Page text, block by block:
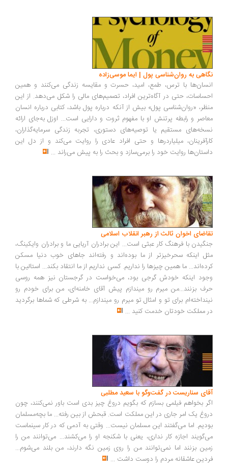
به روان‌شناسی پول | ایما موسی‌زاده
با ترس، طمع، امید، حسرت و مقایسه زندگی می‌کنند و همین
حتی در آگاه‌ترین افراد، تصمیم‌های مالی را شکل می‌دهد. از این
«روان‌شناسی پول» بیش از آنکه درباره پول باشد، کتابی درباره انسان
و رابطه پرتنش او با مفهوم ثروت و دارایی است... اوزل به‌جای ارائه
مستقیم یا توصیه‌های دستوری، تجربه زندگی سرمایه‌گذاران،
میلیاردرها و حتی افراد عادی را روایت می‌کند و از دل این
روایت خود را برمی‌سازد و بحث را به پیش می‌راند ...
اخوان ثالث از رهبر انقلاب اسلامی
با فرهنگ کار عبثی است... این برادران آریایی ما و برادران وایکینگ،
اینکه سحرخیزتر از ما بوده‌اند و رفته‌اند جاهای خوب دنیا مسکن
ما همین چیزها را نداریم. کسی نداریم از ما انتقاد بکند... استالین با
اینکه خودش گرجی بود، می‌خواست در گرجستان نیز همه روسی
بزنند...من میرم رو میندازم پیش آقای خامنه‌ای، من برای خودم رو
برای تو و امثال تو میرم رو میندازم... به شرطی که شماها برگردید
مملکت خودتان خدمت کنید...
سناریست در گفت‌وگو با سعید مطلبی
بخواهم فیلمی بسازم که بگویم دروغ چیز بدی است باور نمی‌کنند، چون
یک امر جاری در این مملکت است. قبحش از بین رفته... ما بچه‌مسلمان
اما می‌گفتند این مسلمان نیست... وقتی به آدمی که در کار سینماست
اجازه کار نداری، یعنی با شکنجه او را می‌کشند... می‌توانند من را
بزنند اما نمی‌توانند من را روی زمین نگه دارند، من بلند می‌شوم...
عاشقانه مردم را دوست داشت ...